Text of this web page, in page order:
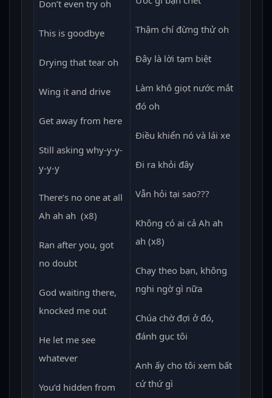
Don’t even try oh
This is goodbye
Drying that tear oh
Wing it and drive
Get away from here
Still asking why-y-y-
y-y-y
There’s no one at all
Ah ah ah (x8)
Ran after you, got
no doubt
God waiting there,
knocked me out
He let me see
whatever
You’d hidden from
Thậm chí đừng thử oh
Đây là lời tạm biệt
Làm khô giọt nước mắt
đó oh
Điều khiển nó và lái xe
Đi ra khỏi đây
Vẫn hỏi tại sao???
Không có ai cả Ah ah
ah (x8)
Chạy theo bạn, không
nghi ngờ gì nữa
Chúa chờ đợi ở đó,
đánh gục tôi
Anh ấy cho tôi xem bất
cứ thứ gì